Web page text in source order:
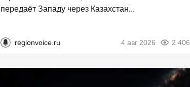
передаёт Западу через Казахстан...
regionvoice.ru 4 авг 2026 2 406